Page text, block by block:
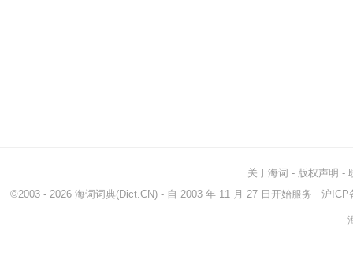
关于海词 - 版权声明 -
©2003 - 2026 海词词典(Dict.CN) - 自 2003 年 11 月 27 日开始服务 沪ICP